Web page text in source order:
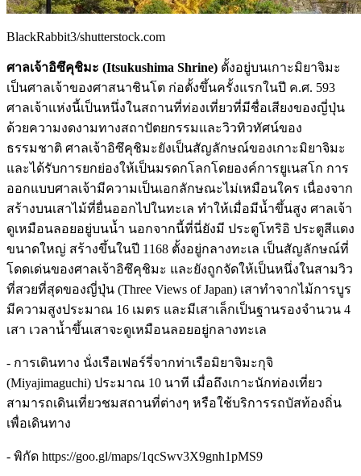
BlackRabbit3/shutterstock.com
ศาลเจ้าอิซึคุชิมะ (Itsukushima Shrine) ตั้งอยู่บนเกาะมิยาจิมะ
เป็นศาลเจ้าของศาสนาชินโต ก่อตั้งขึ้นครั้งแรกในปี ค.ศ. 593
ศาลเจ้าแห่งนี้เป็นหนึ่งในสถานที่ท่องเที่ยวที่มีชื่อเสียงของญี่ปุ่น
ด้วยความงดงามทางสถาปัตยกรรมและวิวทิวทัศน์ของ
ธรรมชาติ ศาลเจ้าอิซึคุชิมะยังเป็นสัญลักษณ์ของเกาะมิยาจิมะ
และได้รับการยกย่องให้เป็นมรดกโลกโดยองค์การยูเนสโก การ
ออกแบบศาลเจ้ามีความเป็นเอกลักษณะไม่เหมือนใคร เนื่องจาก
สร้างบนเสาไม้ที่ยื่นออกไปในทะเล ทำให้เมื่อมีน้ำขึ้นสูง ศาลเจ้า
ดูเหมือนลอยอยู่บนน้ำ นอกจากนี้ที่นี่ยังมี ประตูโทริอิ ประตูสีแดง
ขนาดใหญ่ สร้างขึ้นในปี 1168 ตั้งอยู่กลางทะเล เป็นสัญลักษณ์ที่
โดดเด่นของศาลเจ้าอิซึคุชิมะ และยังถูกจัดให้เป็นหนึ่งในสามวิว
ที่สวยที่สุดของญี่ปุ่น (Three Views of Japan) เสาทำจากไม้การบูร
มีความสูงประมาณ 16 เมตร และมีเสาเล็กเป็นฐานรองจำนวน 4
เสา เวลาน้ำขึ้นเสาจะดูเหมือนลอยอยู่กลางทะเล
- การเดินทาง นั่งเรือเฟอร์รี่จากท่าเรือมิยาจิมะกุจิ
(Miyajimaguchi) ประมาณ 10 นาที เมื่อถึงเกาะนักท่องเที่ยว
สามารถเดินเที่ยวชมสถานที่ต่างๆ หรือใช้บริการรถบัสท้องถิ่น
เพื่อเดินทาง
- พิกัด https://goo.gl/maps/1qcSwv3X9gnh1pMS9